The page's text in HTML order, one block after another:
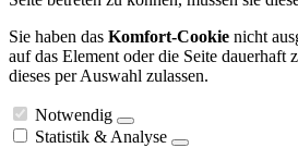
Sie haben das Komfort-Cookie nicht
auf das Element oder die Seite dauerhaft
dieses per Auswahl zulassen.
Notwendig
Statistik & Analyse